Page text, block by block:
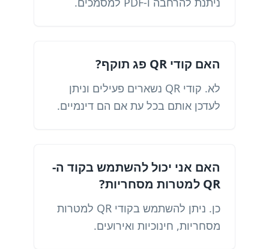
האם קודי QR פג תוקף?
לא. קודי QR נשארים פעילים וניתן
לעדכן אותם בכל עת אם הם דינמיים.
האם אני יכול להשתמש בקוד ה-
QR למטרות מסחריות?
כן. ניתן להשתמש בקודי QR למטרות
מסחריות, חינוכיות ואירועים.